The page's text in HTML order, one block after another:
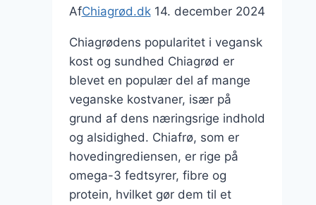
AfChiagrød.dk 14. december 2024
Chiagrødens popularitet i vegansk
kost og sundhed Chiagrød er
blevet en populær del af mange
veganske kostvaner, især på
grund af dens næringsrige indhold
og alsidighed. Chiafrø, som er
hovedingrediensen, er rige på
omega-3 fedtsyrer, fibre og
protein, hvilket gør dem til et